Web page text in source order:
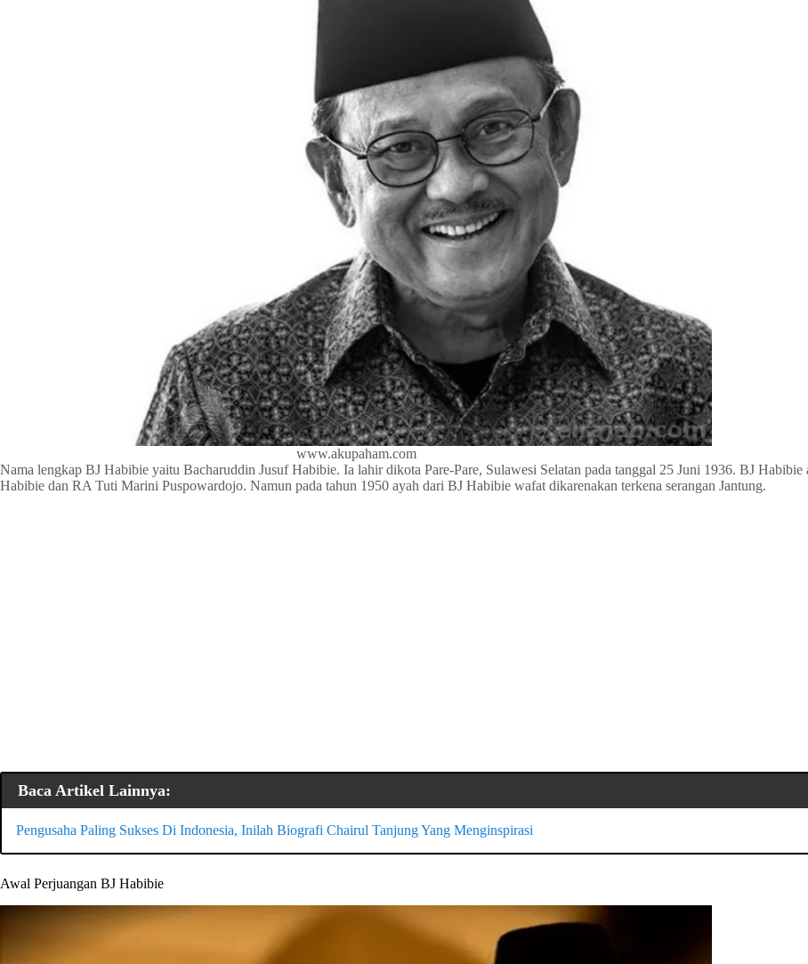
www.akupaham.com
Nama lengkap BJ Habibie yaitu Bacharuddin Jusuf Habibie. Ia lahir dikota Pare-Pare, Sulawesi Selatan pada tanggal 25 Juni 1936. BJ
Habibie dan RA Tuti Marini Puspowardojo. Namun pada tahun 1950 ayah dari BJ Habibie wafat dikarenakan terkena serangan Jantung.
Baca Artikel Lainnya:
Pengusaha Paling Sukses Di Indonesia, Inilah Biografi Chairul Tanjung Yang Menginspirasi
Awal Perjuangan BJ Habibie